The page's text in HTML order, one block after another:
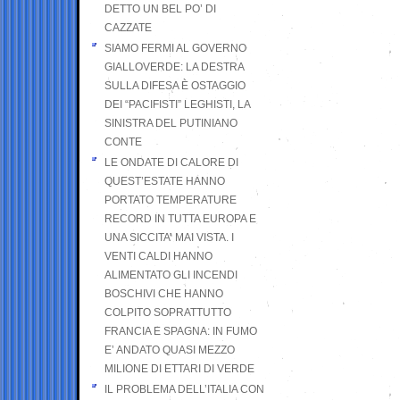
DETTO UN BEL PO’ DI
CAZZATE
SIAMO FERMI AL GOVERNO
GIALLOVERDE: LA DESTRA
SULLA DIFESA È OSTAGGIO
DEI “PACIFISTI” LEGHISTI, LA
SINISTRA DEL PUTINIANO
CONTE
LE ONDATE DI CALORE DI
QUEST’ESTATE HANNO
PORTATO TEMPERATURE
RECORD IN TUTTA EUROPA E
UNA SICCITA’ MAI VISTA. I
VENTI CALDI HANNO
ALIMENTATO GLI INCENDI
BOSCHIVI CHE HANNO
COLPITO SOPRATTUTTO
FRANCIA E SPAGNA: IN FUMO
E’ ANDATO QUASI MEZZO
MILIONE DI ETTARI DI VERDE
IL PROBLEMA DELL’ITALIA CON